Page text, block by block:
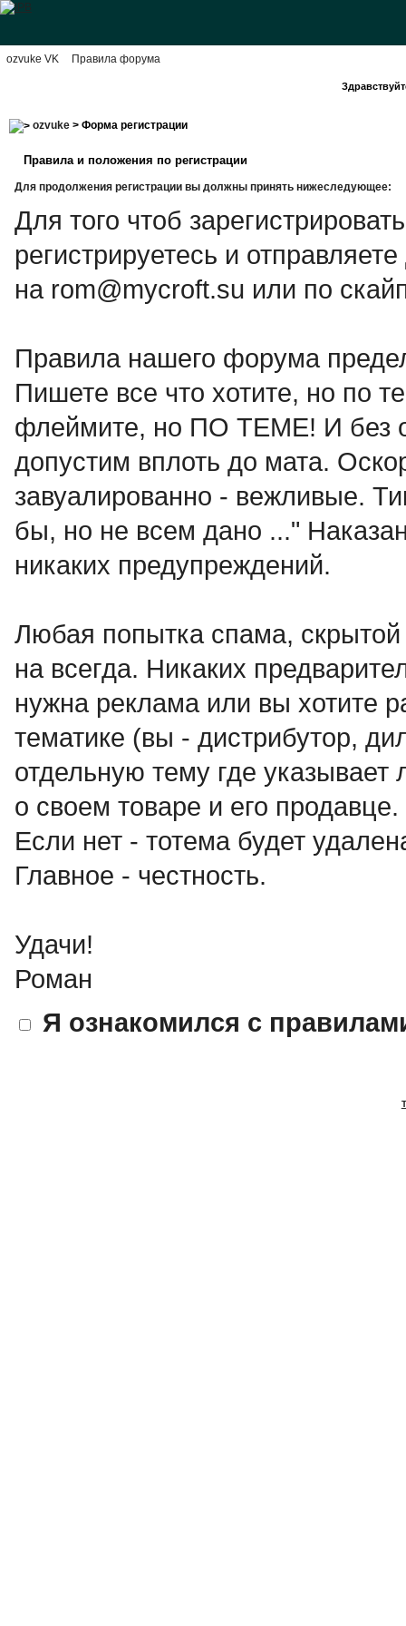
ozvuke VK Правила форума
ozvuke> Форма регистрации
Правила и положения по регистрации
Для продолжения регистрации вы должны принять нижеследующее:
Для того чтоб
регистрируетесь и
на rom@mycroft.su или по
Правила нашего форума
Пишете все что хотите, но по
флеймите, но ПО ТЕМЕ! И без
допустим вплоть до мата.
завуалированно - вежливые.
бы, но не всем дано ..."
никаких предупреждений.
Любая попытка спама, скрытой
на всегда. Никаких
нужна реклама или вы хотите
тематике (вы - дистрибутор,
отдельную тему где
о своем товаре и его
Если нет - тотема будет
Главное - честность.
Удачи!
Роман
Я ознакомился с